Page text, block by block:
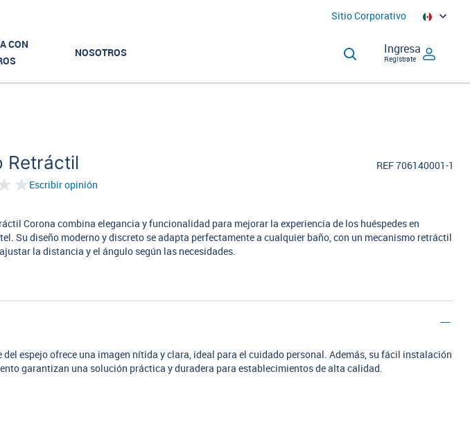
Sitio Corporativo
CON
NOSOTROS Ingresa
Regístrate
Retráctil
REF 706140001-1
Escribir opinión
Corona combina elegancia y funcionalidad para mejorar la experiencia de los huéspedes en
Su diseño moderno y discreto se adapta perfectamente a cualquier baño, con un mecanismo retráctil
la distancia y el ángulo según las necesidades.
del espejo ofrece una imagen nítida y clara, ideal para el cuidado personal. Además, su fácil instalación
garantizan una solución práctica y duradera para establecimientos de alta calidad.